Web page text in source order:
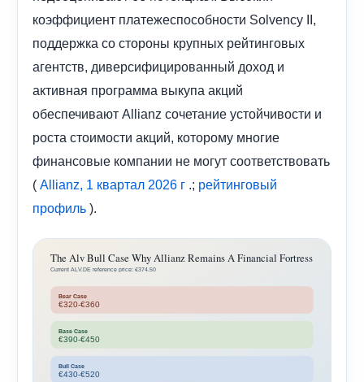
коэффициент платежеспособности Solvency II,
поддержка со стороны крупных рейтинговых
агентств, диверсифицированный доход и
активная программа выкупа акций
обеспечивают Allianz сочетание устойчивости и
роста стоимости акций, которому многие
финансовые компании не могут соответствовать
( Allianz, 1 квартал 2026 г .; рейтинговый
профиль ).